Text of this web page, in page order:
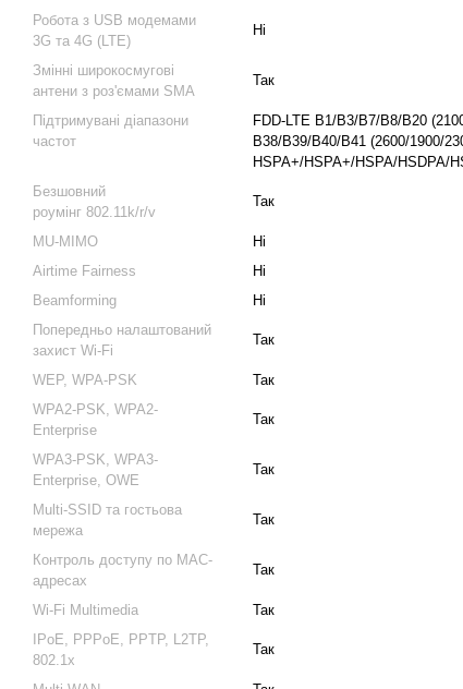
Робота з USB модемами
3G та 4G (LTE)
Ні
Змінні широкосмугові
антени з роз'ємами SMA
Так
Підтримувані діапазони
частот
FDD-LTE B1/B3/B7/B8/B20
B38/B39/B40/B41 (2600/1900/
HSPA+/HSPA+/HSPA/HSDPA/
Безшовний
роумінг 802.11k/r/v
Так
MU-MIMO
Ні
Airtime Fairness
Ні
Beamforming
Ні
Попередньо налаштований
захист Wi-Fi
Так
WEP, WPA-PSK
Так
WPA2-PSK, WPA2-
Enterprise
Так
WPA3-PSK, WPA3-
Enterprise, OWE
Так
Multi-SSID та гостьова
мережа
Так
Контроль доступу по MAC-
адресах
Так
Wi-Fi Multimedia
Так
IPoE, PPPoE, PPTP, L2TP,
802.1x
Так